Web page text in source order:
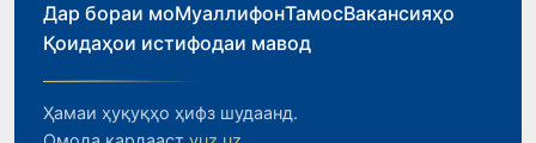
Дар бораи моМуаллифонТамосВакансияҳо
Қоидаҳои истифодаи мавод
Ҳамаи ҳуқуқҳо ҳифз шудаанд.